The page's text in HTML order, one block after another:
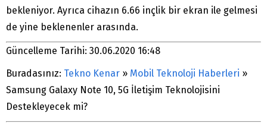
bekleniyor. Ayrıca cihazın 6.66 inçlik bir ekran ile gelmesi
de yine beklenenler arasında.
Güncelleme Tarihi: 30.06.2020 16:48
Buradasınız: Tekno Kenar » Mobil Teknoloji Haberleri »
Samsung Galaxy Note 10, 5G İletişim Teknolojisini
Destekleyecek mi?